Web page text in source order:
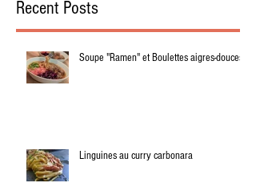
Recent Posts
Soupe "Ramen" et Boulettes aigres-douces.
Linguines au curry carbonara